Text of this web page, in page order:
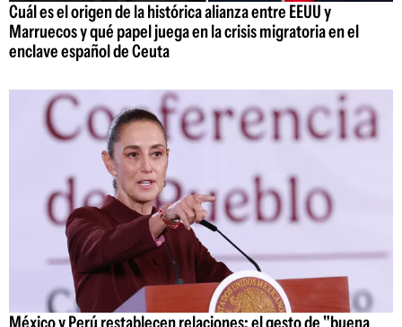
Cuál es el origen de la histórica alianza entre EEUU y
Marruecos y qué papel juega en la crisis migratoria en el
enclave español de Ceuta
México y Perú restablecen relaciones: el gesto de "buena